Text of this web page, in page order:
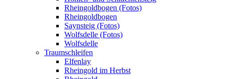
Rheingoldbogen (Fotos)
Rheingoldbogen
Saynsteig (Fotos)
Wolfsdelle (Fotos)
Wolfsdelle
Traumschleifen
Elfenlay
Rheingold im Herbst